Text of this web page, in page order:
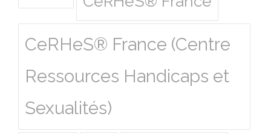
CeRHeS® France (Centre
Ressources Handicaps et
Sexualités)